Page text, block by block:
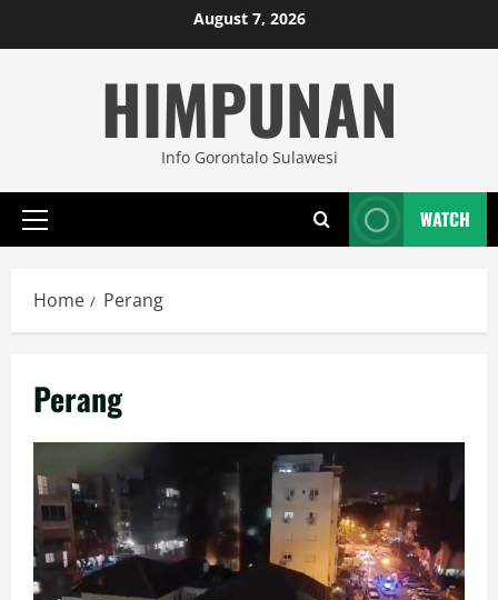
to
August 7, 2026
HIMPUNAN
Info Gorontalo Sulawesi
Primary
WATCH
Home Perang
Perang